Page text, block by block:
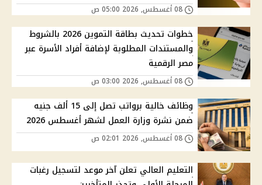
خطوات تحديث بطاقة التموين 2026 بالشروط
والمستندات المطلوبة لإضافة أفراد الأسرة عبر
مصر الرقمية
وظائف خالية برواتب تصل إلى 15 ألف جنيه
ضمن نشرة وزارة العمل لشهر أغسطس 2026
التعليم العالي تعلن آخر موعد لتسجيل رغبات